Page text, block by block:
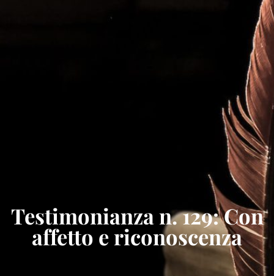
Testimonianza n. 129: Con
affetto e riconoscenza